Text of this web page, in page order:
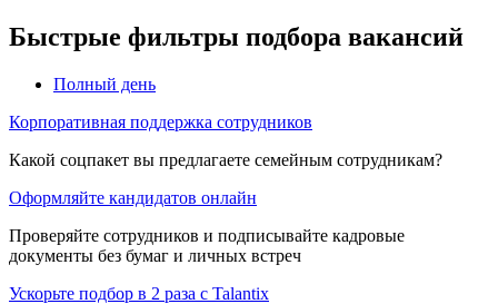
Быстрые фильтры подбора вакансий
Полный день
Корпоративная поддержка сотрудников
Какой соцпакет вы предлагаете семейным сотрудникам?
Оформляйте кандидатов онлайн
Проверяйте сотрудников и подписывайте кадровые
документы без бумаг и личных встреч
Ускорьте подбор в 2 раза с Talantix